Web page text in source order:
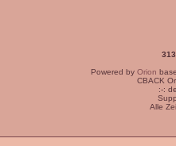
Powered by Orion
CBACK
:-:
Alle